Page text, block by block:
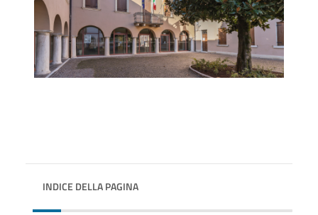
INDICE DELLA PAGINA